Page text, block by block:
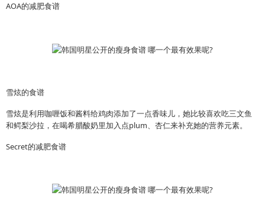
AOA的减肥食谱
雪炫的食谱
雪炫是利用咖喱饭和酱料给鸡肉添加了一点香味儿，她比较喜欢吃三文鱼
和鳄梨沙拉，在喝希腊酸奶里加入点plum、杏仁来补充她的营养元素。
Secret的减肥食谱